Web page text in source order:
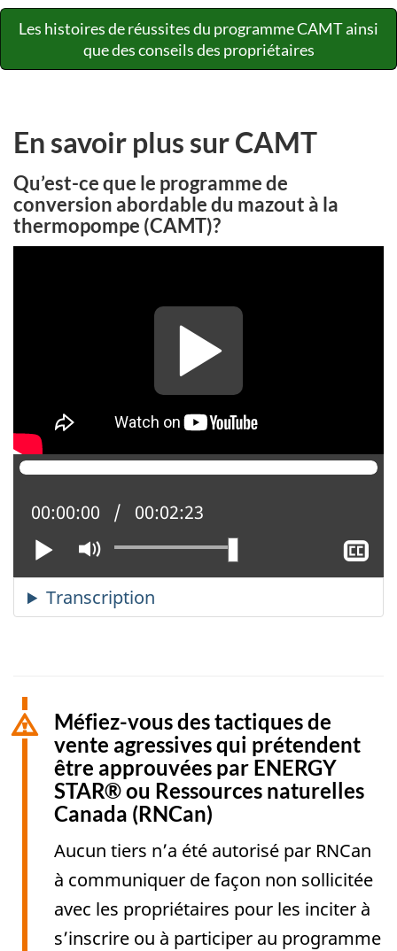
Les histoires de réussites du programme CAMT ainsi
que des conseils des propriétaires
En savoir plus sur CAMT
Qu’est-ce que le programme de
conversion abordable du mazout à la
thermopompe (CAMT)?
Lire
Activer
le
mode
muet
Position actuelle :
00:00:00 Temps total :
00:02:23
le
Méfiez-vous des tactiques de
vente agressives qui prétendent
être approuvées par ENERGY
STAR® ou Ressources naturelles
Canada (RNCan)
Aucun tiers n’a été autorisé par RNCan
à communiquer de façon non sollicitée
avec les propriétaires pour les inciter à
s’inscrire ou à participer au programme